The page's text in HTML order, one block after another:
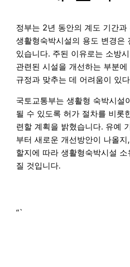
정부는 2년 동안의 계도 기간
생활형숙박시설의 용도 변경은
있습니다. 주된 이유로는 소방
관련된 시설을 개선하는 부분
규정과 맞추는 데 어려움이 있
국토교통부는 생활형 숙박시설
될 수 있도록 허가 절차를 비롯
련할 계획을 밝혔습니다. 유예
부터 새로운 개선방안이 나올
할지에 따라 생활형숙박시설
질 것입니다.
“`